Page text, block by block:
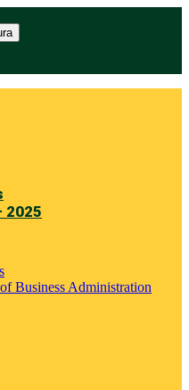
2025
Business Administration